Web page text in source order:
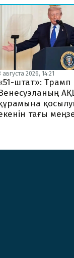
августа 2026, 14:21
штат»: Трамп
тағы